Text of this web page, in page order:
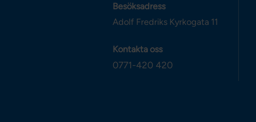
Besöksadress
Adolf Fredriks Kyrkogata 11
Kontakta oss
0771-420 420